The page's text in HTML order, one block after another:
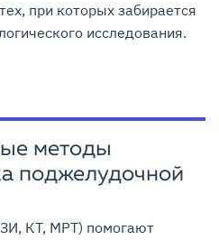
при которых забирается
исследования.
методы
поджелудочной
КТ, МРТ) помогают